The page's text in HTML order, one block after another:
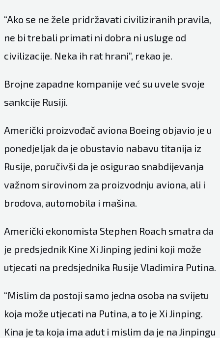
“Ako se ne žele pridržavati civiliziranih pravila,
ne bi trebali primati ni dobra ni usluge od
civilizacije. Neka ih rat hrani”, rekao je.
Brojne zapadne kompanije već su uvele svoje
sankcije Rusiji.
Američki proizvođač aviona Boeing objavio je u
ponedjeljak da je obustavio nabavu titanija iz
Rusije, poručivši da je osigurao snabdijevanja
važnom sirovinom za proizvodnju aviona, ali i
brodova, automobila i mašina.
Američki ekonomista Stephen Roach smatra da
je predsjednik Kine Xi Jinping jedini koji može
utjecati na predsjednika Rusije Vladimira Putina.
“Mislim da postoji samo jedna osoba na svijetu
koja može utjecati na Putina, a to je Xi Jinping.
Kina je ta koja ima adut i mislim da je na Jinpingu